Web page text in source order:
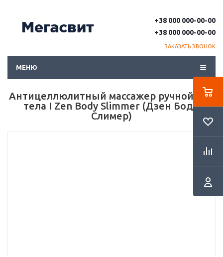
+38 000 000-00-00
+38 000 000-00-00
ЗАКАЗАТЬ ЗВОНОК
МЕНЮ
Антицеллюлитный массажер ручной для
тела I Zen Body Slimmer (Дзен Боди
Слимер)